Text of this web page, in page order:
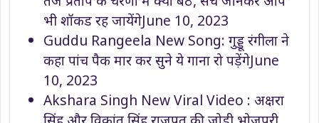
भी शॉकड रह जायेंगेJune 10, 2023
Guddu Rangeela New Song: गुड्डू रंगीला ने
कहा पांच पैक मार कर सुने ये गाना रो पड़ेंगेJune
10, 2023
Akshara Singh New Viral Video : अक्षरा